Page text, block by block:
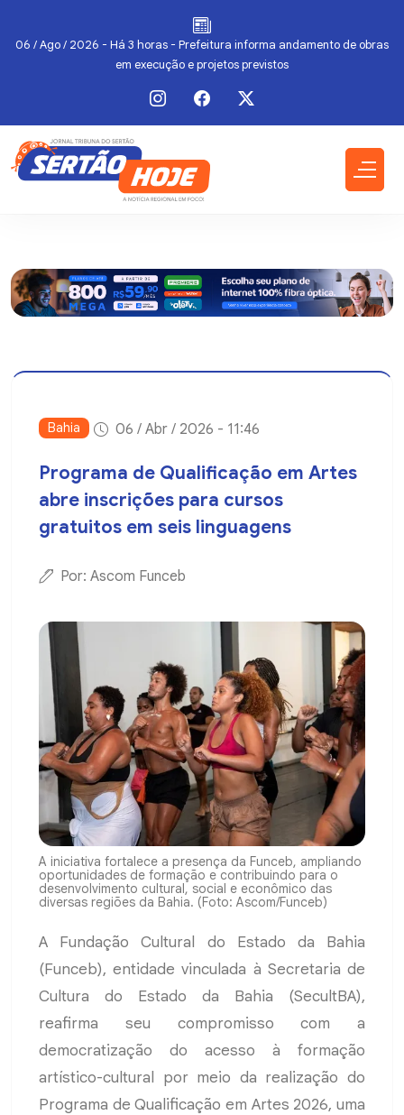
06 / Ago / 2026 - Há 3 horas - Prefeitura informa andamento de obras
em execução e projetos previstos
Bahia 06 / Abr / 2026 - 11:46
Programa de Qualificação em Artes
abre inscrições para cursos
gratuitos em seis linguagens
Por: Ascom Funceb
A iniciativa fortalece a presença da Funceb, ampliando
oportunidades de formação e contribuindo para o
desenvolvimento cultural, social e econômico das
diversas regiões da Bahia. (Foto: Ascom/Funceb)
A Fundação Cultural do Estado da Bahia
(Funceb), entidade vinculada à Secretaria de
Cultura do Estado da Bahia (SecultBA),
reafirma seu compromisso com a
democratização do acesso à formação
artístico-cultural por meio da realização do
Programa de Qualificação em Artes 2026, uma